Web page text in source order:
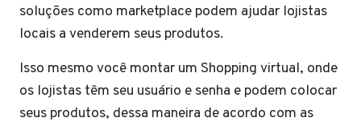
soluções como marketplace podem ajudar lojistas
locais a venderem seus produtos.
Isso mesmo você montar um Shopping virtual, onde
os lojistas têm seu usuário e senha e podem colocar
seus produtos, dessa maneira de acordo com as